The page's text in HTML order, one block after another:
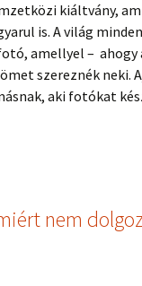
kiáltvány,
is. A világ
amellyel –
szereznék neki.
aki fotókat
nem